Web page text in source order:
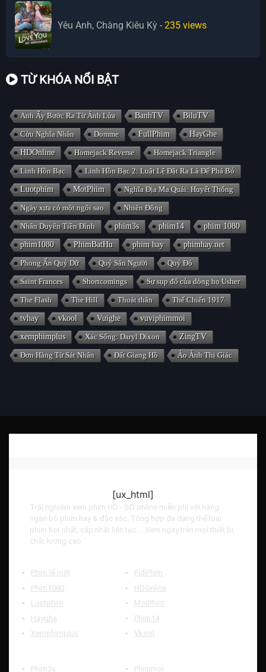
Yêu Anh, Chàng Kiêu Kỳ - 235 views
TỪ KHÓA NỔI BẬT
Anh Ấy Bước Ra Từ Ánh Lửa BanhTV BiluTV
Cửu Nghĩa Nhân Domme FullPhim HayGhe
HDOnline Homejack Reverse Homejack Triangle
Linh Hồn Bạc Linh Hồn Bạc 2: Luật Lệ Đặt Ra Là Để Phá Bỏ
Luotphim MotPhim Nghĩa Địa Ma Quái: Huyết Thống
Ngày xưa có một ngôi sao Nhiên Đông
Nhân Duyên Tiền Đình phim3s phim14 phim 1080
phim1080 PhimBatHu phim hay phimhay.net
Phong Ấn Quỷ Dữ Quỷ Săn Người Quỷ Đỏ
Saint Frances Shortcomings Sự sụp đổ của dòng họ Usher
The Flash The Hill Thoát thân Thế Chiến 1917
tvhay vkool Vuighe vuviphimmoi
xemphimplus Xác Sống: Daryl Dixon ZingTV
Đơn Hàng Từ Sát Nhân Đất Giang Hồ Ảo Ảnh Thị Giác